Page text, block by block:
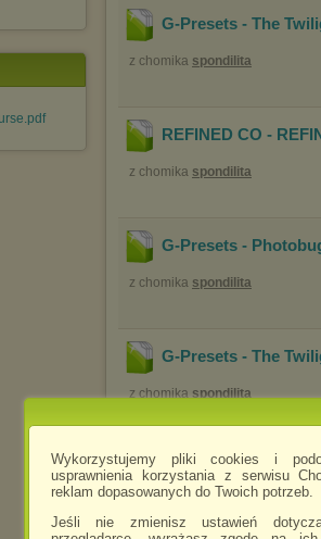
Wykorzystujemy pliki cookies i
usprawnienia korzystania z serwisu
reklam dopasowanych do Twoich potrzeb.
Jeśli nie zmienisz ustawień
G-Presets - The
z chomika spondilita
REFINED CO -
z chomika spondilita
G-Presets -
z chomika spondilita
G-Presets - The
z chomika spondilita
G-Presets - Brady
z chomika